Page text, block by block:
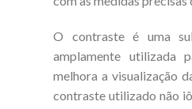
O contraste é uma
amplamente utilizada
melhora a visualização
contraste utilizado não